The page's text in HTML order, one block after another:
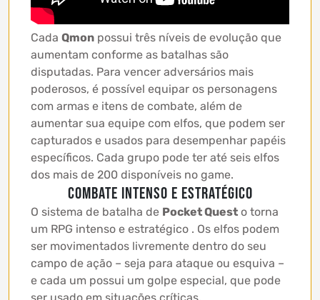
Cada Qmon possui três níveis de evolução que
aumentam conforme as batalhas são
disputadas. Para vencer adversários mais
poderosos, é possível equipar os personagens
com armas e itens de combate, além de
aumentar sua equipe com elfos, que podem ser
capturados e usados para desempenhar papéis
específicos. Cada grupo pode ter até seis elfos
dos mais de 200 disponíveis no game.
Combate intenso e estratégico
O sistema de batalha de Pocket Quest o torna
um RPG intenso e estratégico . Os elfos podem
ser movimentados livremente dentro do seu
campo de ação – seja para ataque ou esquiva –
e cada um possui um golpe especial, que pode